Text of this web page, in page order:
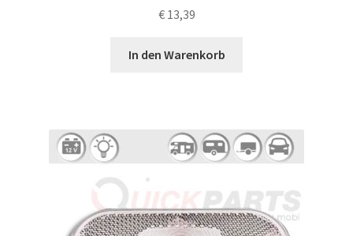
€13,39
In den Warenkorb